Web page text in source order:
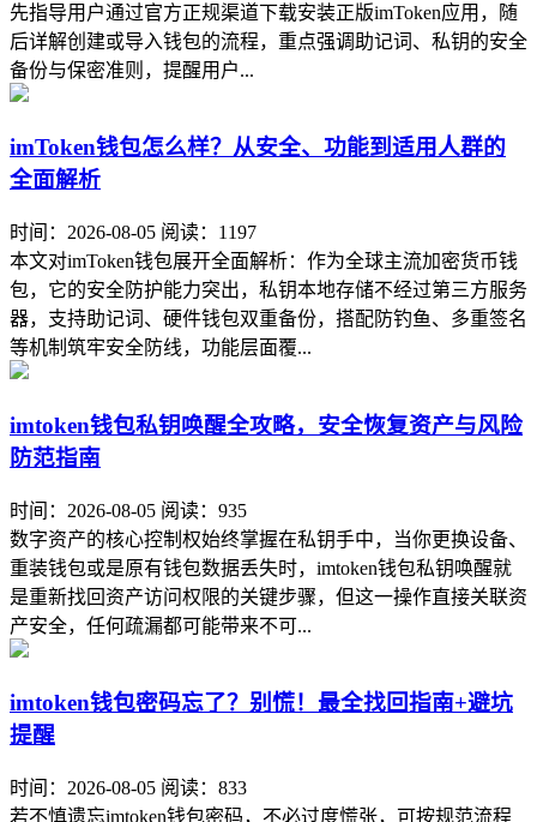
先指导用户通过官方正规渠道下载安装正版imToken应用，随
后详解创建或导入钱包的流程，重点强调助记词、私钥的安全
备份与保密准则，提醒用户...
imToken钱包怎么样？从安全、功能到适用人群的
全面解析
时间：2026-08-05 阅读：1197
本文对imToken钱包展开全面解析：作为全球主流加密货币钱
包，它的安全防护能力突出，私钥本地存储不经过第三方服务
器，支持助记词、硬件钱包双重备份，搭配防钓鱼、多重签名
等机制筑牢安全防线，功能层面覆...
imtoken钱包私钥唤醒全攻略，安全恢复资产与风险
防范指南
时间：2026-08-05 阅读：935
数字资产的核心控制权始终掌握在私钥手中，当你更换设备、
重装钱包或是原有钱包数据丢失时，imtoken钱包私钥唤醒就
是重新找回资产访问权限的关键步骤，但这一操作直接关联资
产安全，任何疏漏都可能带来不可...
imtoken钱包密码忘了？别慌！最全找回指南+避坑
提醒
时间：2026-08-05 阅读：833
若不慎遗忘imtoken钱包密码，不必过度慌张，可按规范流程